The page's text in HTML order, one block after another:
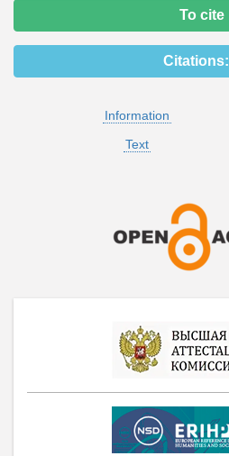
To cite
Citations:
Information
Text